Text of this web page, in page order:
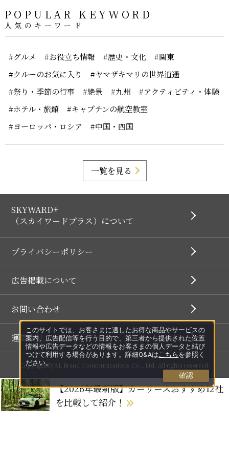
【2026年最新版】カーリースおすすめ12社
を比較して紹介！
POPULAR KEYWORD
人気のキーワード
#グルメ #お役立ち情報 #歴史・文化
#関東
#クルーのお気に入り
#ヤマザキマリの世界逍遥
#祭り・季節の行事
#絶景 #九州
#アクティビティ・体験
#ホテル・旅館
#キャプテンの航空教室
#ヨーロッパ・ロシア
#中国・四国
一覧を見る
SKYWARD+
（スカイワードプラス）について
プライバシーポリシー
広告掲載について
お問い合わせ
運営会社
Copyright©JAL Brand Communications Co., Ltd. All rights reserved.
このサイトでは、お客さまに適したお得な商品やサービスの
案内、広告配信等を行う目的で、第三者から提供された位置
情報や広告データなどの情報をお客さまの個人データと結び
つけて利用する場合があります。詳細Q&Aはこちら を参照く
ださい。
確認